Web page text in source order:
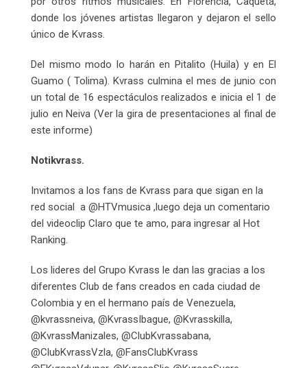
donde los jóvenes artistas llegaron y dejaron el sello
único de Kvrass.
Del mismo modo lo harán en Pitalito (Huila) y en El
Guamo ( Tolima). Kvrass culmina el mes de junio con
un total de 16 espectáculos realizados e inicia el 1 de
julio en Neiva (Ver la gira de presentaciones al final de
este informe)
Notikvrass.
Invitamos a los fans de Kvrass para que sigan en la
red social a @HTVmusica ,luego deja un comentario
del videoclip Claro que te amo, para ingresar al Hot
Ranking.
Los lideres del Grupo Kvrass le dan las gracias a los
diferentes Club de fans creados en cada ciudad de
Colombia y en el hermano país de Venezuela,
@kvrassneiva, @KvrassIbague, @Kvrasskilla,
@KvrassManizales, @ClubKvrassabana,
@ClubKvrassVzla, @FansClubKvrass